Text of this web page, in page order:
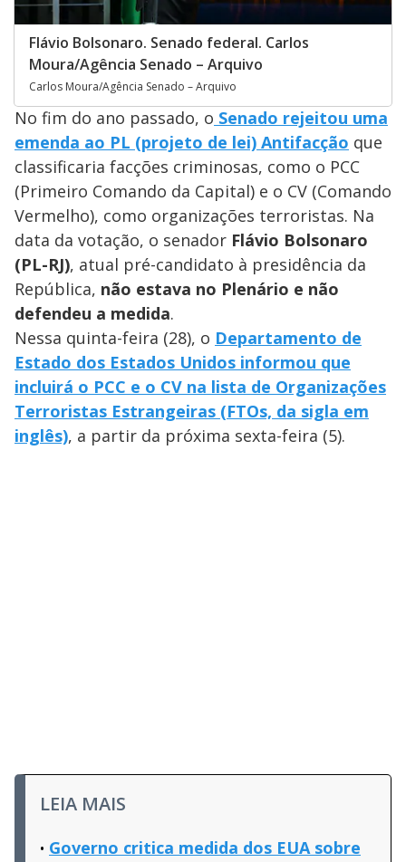
Flávio Bolsonaro. Senado federal. Carlos
Moura/Agência Senado – Arquivo
Carlos Moura/Agência Senado – Arquivo
No fim do ano passado, o Senado rejeitou uma
emenda ao PL (projeto de lei) Antifacção que
classificaria facções criminosas, como o PCC
(Primeiro Comando da Capital) e o CV (Comando
Vermelho), como organizações terroristas. Na
data da votação, o senador Flávio Bolsonaro
(PL-RJ), atual pré-candidato à presidência da
República, não estava no Plenário e não
defendeu a medida.
Nessa quinta-feira (28), o Departamento de
Estado dos Estados Unidos informou que
incluirá o PCC e o CV na lista de Organizações
Terroristas Estrangeiras (FTOs, da sigla em
inglês), a partir da próxima sexta-feira (5).
LEIA MAIS
Governo critica medida dos EUA sobre